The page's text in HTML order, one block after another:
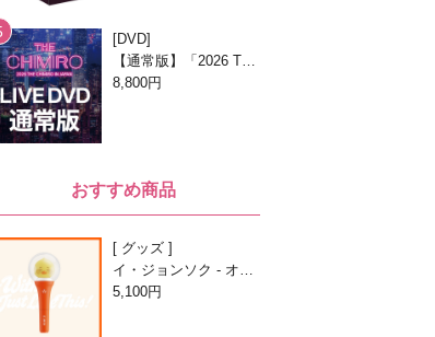
DVD
【通常版】「2026 TH
E CHIMIRO IN JAPA
8,800円
おすすめ商品
グッズ
イ・ジョンソク - オフ
ィシャルライトスティ
5,100円